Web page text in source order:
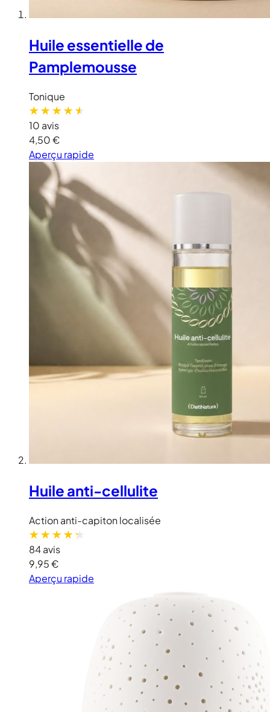
Huile essentielle de
Pamplemousse
Tonique
10 avis
4,50 €
Aperçu rapide
Huile anti-cellulite
Action anti-capiton localisée
84 avis
9,95 €
Aperçu rapide